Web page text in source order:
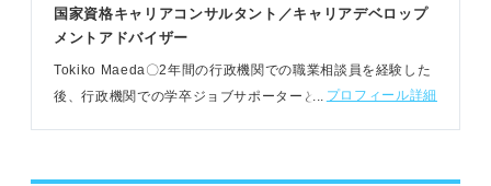
国家資格キャリアコンサルタント／キャリアデベロップ
メントアドバイザー
Tokiko Maeda〇2年間の行政機関での職業相談員を経験した
後、行政機関での学卒ジョブサポーターと就職支援ナビゲー
プロフィール詳細